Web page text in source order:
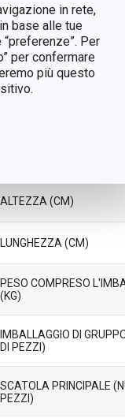
in rete,
base alle tue
Per
per confermare
più questo
EAN
DURATA DELLA
GARANZIA (IN ANNI)
ALTEZZA (CM)
LUNGHEZZA (CM)
PESO COMPRESO
(KG)
IMBALLAGGIO DI
DI PEZZI)
SCATOLA PRINCIPALE
PEZZI)